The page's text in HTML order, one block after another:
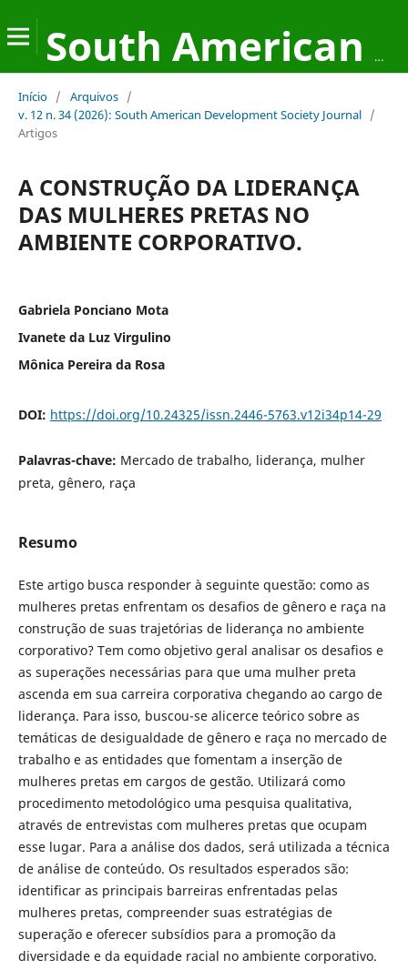
South American Development Society Journal
Início / Arquivos /
v. 12 n. 34 (2026): South American Development Society Journal /
Artigos
A CONSTRUÇÃO DA LIDERANÇA
DAS MULHERES PRETAS NO
AMBIENTE CORPORATIVO.
Gabriela Ponciano Mota
Ivanete da Luz Virgulino
Mônica Pereira da Rosa
DOI: https://doi.org/10.24325/issn.2446-5763.v12i34p14-29
Palavras-chave: Mercado de trabalho, liderança, mulher
preta, gênero, raça
Resumo
Este artigo busca responder à seguinte questão: como as
mulheres pretas enfrentam os desafios de gênero e raça na
construção de suas trajetórias de liderança no ambiente
corporativo? Tem como objetivo geral analisar os desafios e
as superações necessárias para que uma mulher preta
ascenda em sua carreira corporativa chegando ao cargo de
liderança. Para isso, buscou-se alicerce teórico sobre as
temáticas de desigualdade de gênero e raça no mercado de
trabalho e as entidades que fomentam a inserção de
mulheres pretas em cargos de gestão. Utilizará como
procedimento metodológico uma pesquisa qualitativa,
através de entrevistas com mulheres pretas que ocupam
esse lugar. Para a análise dos dados, será utilizada a técnica
de análise de conteúdo. Os resultados esperados são:
identificar as principais barreiras enfrentadas pelas
mulheres pretas, compreender suas estratégias de
superação e oferecer subsídios para a promoção da
diversidade e da equidade racial no ambiente corporativo.